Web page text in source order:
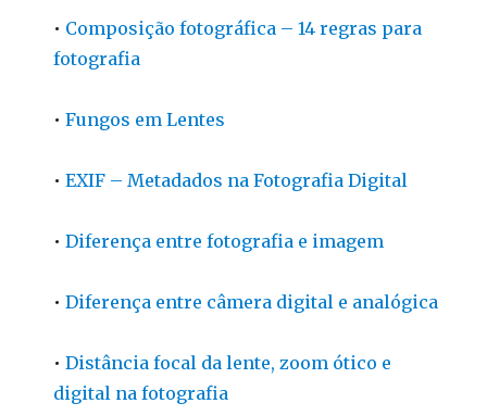
• Composição fotográfica – 14 regras para
fotografia
•Fungos em Lentes
•EXIF – Metadados na Fotografia Digital
•Diferença entre fotografia e imagem
•Diferença entre câmera digital e analógica
•Distância focal da lente, zoom ótico e
digital na fotografia